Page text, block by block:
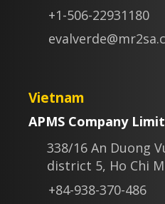
+1-506-22931180
Vietnam
APMS Company
338/16 An Duong
district 5, Ho Chi
+84-938-370-486